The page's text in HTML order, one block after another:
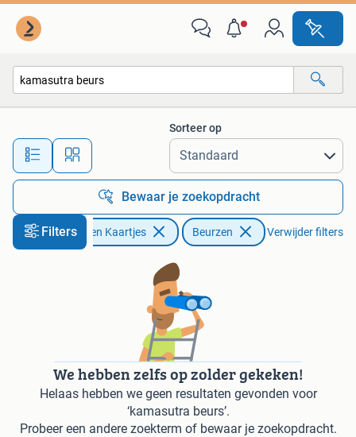
Alle afstanden…
Sorteer op
Bewaar je zoekopdracht
Filters
Tickets en Kaartjes Beurzen Verwijder filters
We hebben zelfs op zolder gekeken!
Helaas hebben we geen resultaten gevonden voor
‘kamasutra beurs’.
Probeer een andere zoekterm of bewaar je zoekopdracht.